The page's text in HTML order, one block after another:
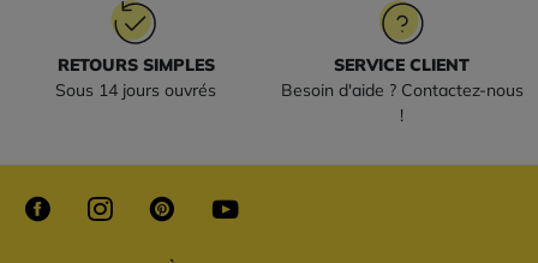
RETOURS SIMPLES
Sous 14 jours ouvrés
SERVICE CLIENT
Besoin d'aide ? Contactez-nous
!